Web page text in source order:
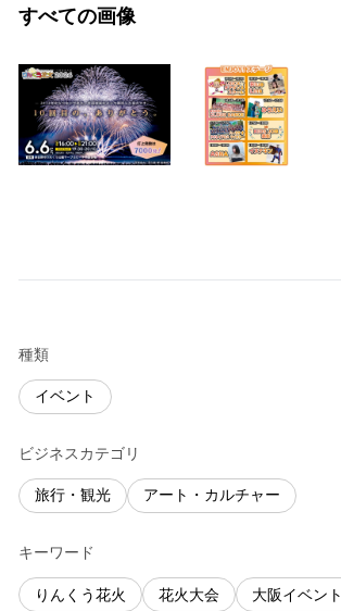
すべての画像
種類
イベント
ビジネスカテゴリ
旅行・観光 アート・カルチャー
キーワード
りんくう花火 花火大会 大阪イベント